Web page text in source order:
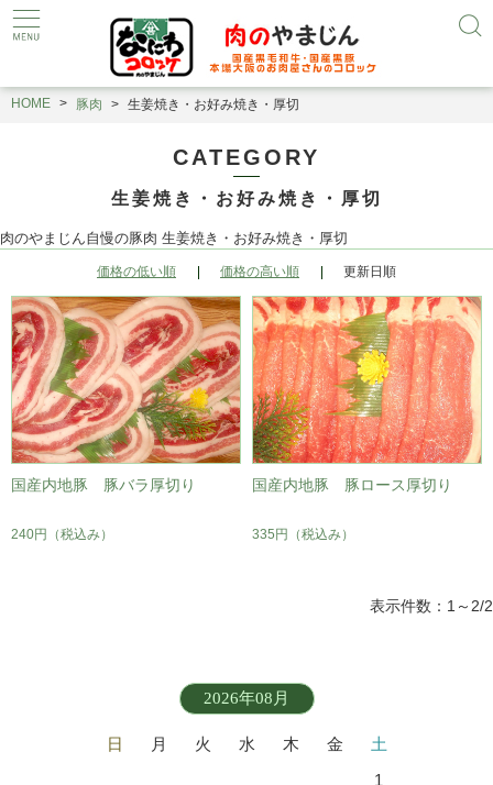
HOME 豚肉 生姜焼き・お好み焼き・厚切
CATEGORY
生姜焼き・お好み焼き・厚切
肉のやまじん自慢の豚肉 生姜焼き・お好み焼き・厚切
価格の低い順 価格の高い順 更新日順
国産内地豚 豚バラ厚切り
240円 （税込み）
国産内地豚 豚ロース厚切り
335円 （税込み）
表示件数：1～2/2
2026年08月
日 月 火 水 木 金
土
1